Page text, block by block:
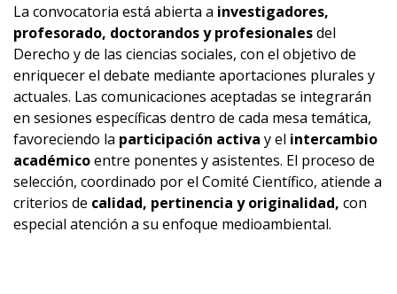
La convocatoria está abierta a investigadores,
profesorado, doctorandos y profesionalesdel
Derecho y de las ciencias sociales, con el objetivo de
enriquecer el debate mediante aportaciones plurales y
actuales. Las comunicaciones aceptadas se integrarán
en sesiones específicas dentro de cada mesa temática,
favoreciendo la participación activa y el intercambio
académicoentre ponentes y asistentes. El proceso de
selección, coordinado por el Comité Científico, atiende a
criterios de calidad, pertinencia y originalidad, con
especial atención a su enfoque medioambiental.